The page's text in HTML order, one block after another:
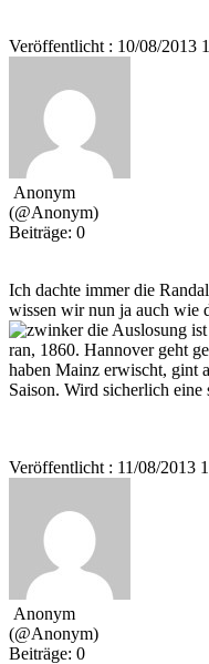
Veröffentlicht : 10/08/2013
Anonym
(@Anonym)
Beiträge: 0
Ich dachte immer die
wissen wir nun ja auch wie
die Auslosung ist
ran, 1860. Hannover geht
haben Mainz erwischt, gint
Saison. Wird sicherlich eine
Veröffentlicht : 11/08/2013
Anonym
(@Anonym)
Beiträge: 0